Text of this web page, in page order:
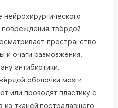
нейрохирургического
твёрдой
пространство
и очаги размозжения.
антибиотики.
оболочки мозги
или проводят пластику с
из тканей пострадавшего